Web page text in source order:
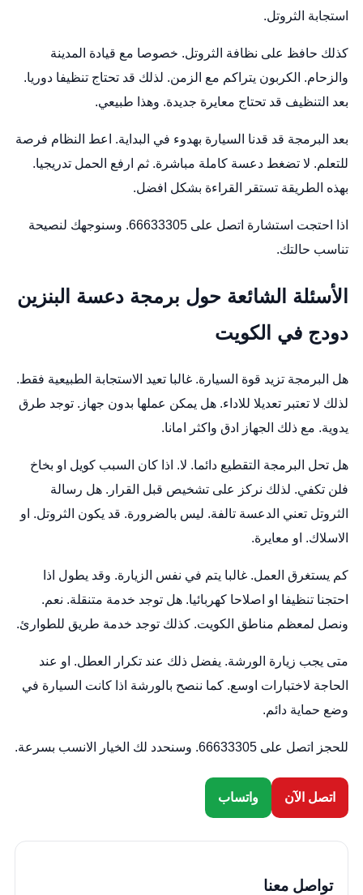
استجابة الثروتل.
كذلك حافظ على نظافة الثروتل. خصوصا مع قيادة المدينة
والزحام. الكربون يتراكم مع الزمن. لذلك قد تحتاج تنظيفا دوريا.
بعد التنظيف قد تحتاج معايرة جديدة. وهذا طبيعي.
بعد البرمجة قد قدنا السيارة بهدوء في البداية. اعط النظام فرصة
للتعلم. لا تضغط دعسة كاملة مباشرة. ثم ارفع الحمل تدريجيا.
بهذه الطريقة تستقر القراءة بشكل افضل.
اذا احتجت استشارة اتصل على 66633305. وسنوجهك لنصيحة
تناسب حالتك.
الأسئلة الشائعة حول برمجة دعسة البنزين
دودج في الكويت
هل البرمجة تزيد قوة السيارة. غالبا تعيد الاستجابة الطبيعية فقط.
لذلك لا تعتبر تعديلا للاداء. هل يمكن عملها بدون جهاز. توجد طرق
يدوية. مع ذلك الجهاز ادق واكثر امانا.
هل تحل البرمجة التقطيع دائما. لا. اذا كان السبب كويل او بخاخ
فلن تكفي. لذلك نركز على تشخيص قبل القرار. هل رسالة
الثروتل تعني الدعسة تالفة. ليس بالضرورة. قد يكون الثروتل. او
الاسلاك. او معايرة.
كم يستغرق العمل. غالبا يتم في نفس الزيارة. وقد يطول اذا
احتجنا تنظيفا او اصلاحا كهربائيا. هل توجد خدمة متنقلة. نعم.
ونصل لمعظم مناطق الكويت. كذلك توجد خدمة طريق للطوارئ.
متى يجب زيارة الورشة. يفضل ذلك عند تكرار العطل. او عند
الحاجة لاختبارات اوسع. كما ننصح بالورشة اذا كانت السيارة في
وضع حماية دائم.
للحجز اتصل على 66633305. وسنحدد لك الخيار الانسب بسرعة.
اتصل الآن واتساب
تواصل معنا